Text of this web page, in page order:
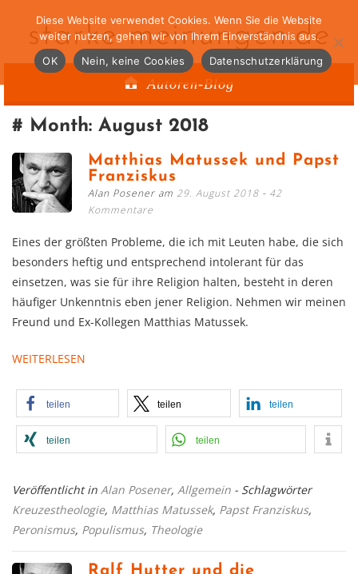
starke-meinungen.de
Autoren-Blog
Month: August 2018
Matthias Matussek und Papst
Franziskus
Alan Posener am 29. August 2018
42
Kommentare
Eines der größten Probleme, die ich mit Leuten habe, die sich
besonders heftig und entsprechend intolerant für das
einsetzen, was sie für ihre Religion halten, besteht in deren
häufiger Unkenntnis eben jener Religion. Nehmen wir meinen
Freund und Ex-Kollegen Matthias Matussek.
WEITERLESEN
teilen teilen teilen
teilen teilen
Veröffentlicht in Alan Posener, Allgemein - Schlagwörter
Kreuzestheologie, Matthias Matussek, Papst Franziskus,
Peronismus, Populismus, Theologie
Ralf Hutter und die
Diese Website verwendet Cookies. Wenn Sie die Website
weiter nutzen, gehen wir von Ihrem Einverständnis aus.
OK
Nein, keine Cookies Datenschutzerklärung